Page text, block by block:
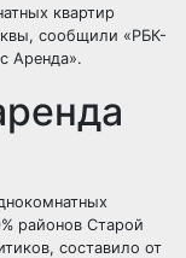
квартир
сообщили «РБК-
Аренда».
районов Старой
составило от